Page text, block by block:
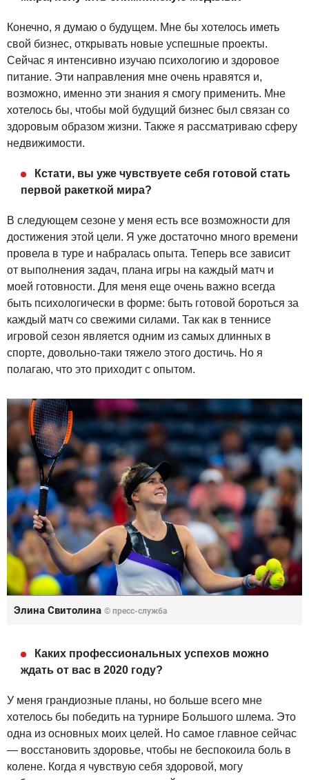
Конечно, я думаю о будущем. Мне бы хотелось иметь
свой бизнес, открывать новые успешные проекты.
Сейчас я интенсивно изучаю психологию и здоровое
питание. Эти направления мне очень нравятся и,
возможно, именно эти знания я смогу применить. Мне
хотелось бы, чтобы мой будущий бизнес был связан со
здоровым образом жизни. Также я рассматриваю сферу
недвижимости.
Кстати, вы уже чувствуете себя готовой стать
первой ракеткой мира?
В следующем сезоне у меня есть все возможности для
достижения этой цели. Я уже достаточно много времени
провела в туре и набралась опыта. Теперь все зависит
от выполнения задач, плана игры на каждый матч и
моей готовности. Для меня еще очень важно всегда
быть психологически в форме: быть готовой бороться за
каждый матч со свежими силами. Так как в теннисе
игровой сезон является одним из самых длинных в
спорте, довольно-таки тяжело этого достичь. Но я
полагаю, что это приходит с опытом.
Элина Свитолина © пресс-служба
Каких профессиональных успехов можно
ждать от вас в 2020 году?
У меня грандиозные планы, но больше всего мне
хотелось бы победить на турнире Большого шлема. Это
одна из основных моих целей. Но самое главное сейчас
― восстановить здоровье, чтобы не беспокоила боль в
колене. Когда я чувствую себя здоровой, могу